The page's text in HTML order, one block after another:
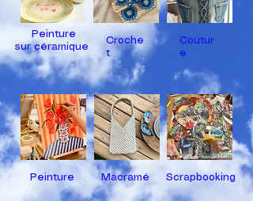
Peinture
sur céramique
Coutur
e
Croche
t
Peinture Scrapbooking
Macramé